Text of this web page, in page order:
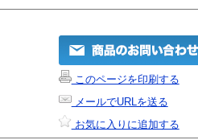
このページを印刷する
メールでURLを送る
お気に入りに追加する